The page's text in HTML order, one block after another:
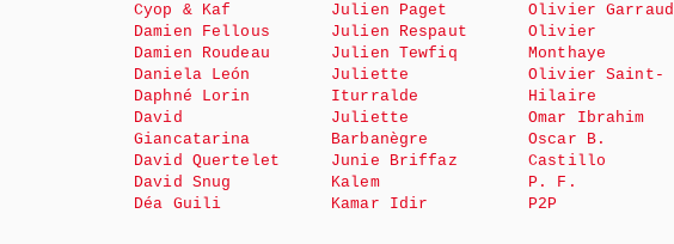
Cyop & Kaf
Damien Fellous
Damien Roudeau
Daniela León
Daphné Lorin
David
Giancatarina
David Quertelet
David Snug
Déa Guili
Julien Paget
Julien Respaut
Julien Tewfiq
Juliette
Iturralde
Juliette
Barbanègre
Junie Briffaz
Kalem
Kamar Idir
Olivier Garraud
Olivier
Monthaye
Olivier Saint-
Hilaire
Omar Ibrahim
Oscar B.
Castillo
P. F.
P2P